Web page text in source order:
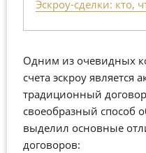
Эскроу-сделки: кто,
Одним из очевидных
счета эскроу является
традиционный
своеобразный способ
выделил основные
договоров: